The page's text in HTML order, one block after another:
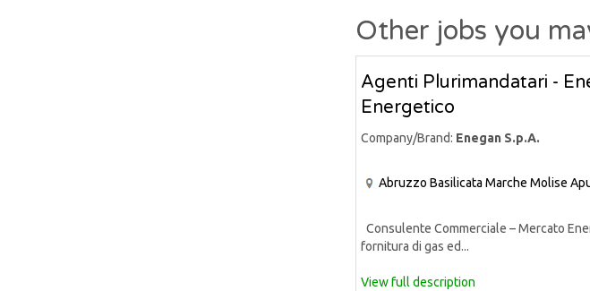
Other jobs you
Agenti Plurimandatari -
Energetico
Company/Brand: Enegan S.p.A.
Abruzzo Basilicata Marche Molise
Consulente Commerciale – Mercato
fornitura di gas ed...
View full description